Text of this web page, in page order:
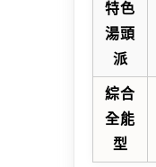
特色
湯頭
派
綜合
全能
型